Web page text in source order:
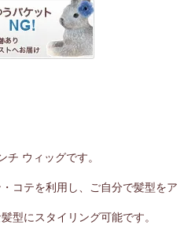
チ ウィッグです。
コテを利用し、ご自分で髪型をア
型にスタイリング可能です。